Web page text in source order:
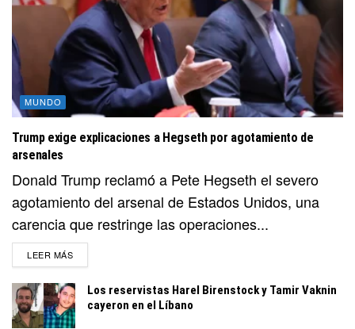
MUNDO
Trump exige explicaciones a Hegseth por agotamiento de
arsenales
Donald Trump reclamó a Pete Hegseth el severo
agotamiento del arsenal de Estados Unidos, una
carencia que restringe las operaciones...
LEER MÁSDETAILS
Los reservistas Harel Birenstock y Tamir Vaknin
cayeron en el Líbano